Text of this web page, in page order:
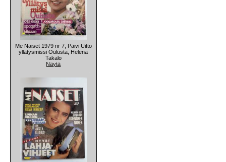
Me Naiset 1979 nr 7, Päivi Uitto
yllätysmissi Oulusta, Helena
Takalo
Näytä